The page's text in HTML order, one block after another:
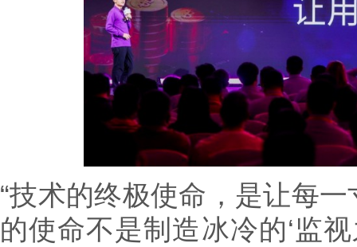
“技术的终极使命，是让每
的使命不是制造冰冷的‘监